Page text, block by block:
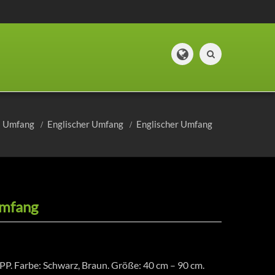
Umfang Englischer Umfang Englischer Umfang
Farbe: Schwarz, Braun. Größe: 40 cm – 90 cm.